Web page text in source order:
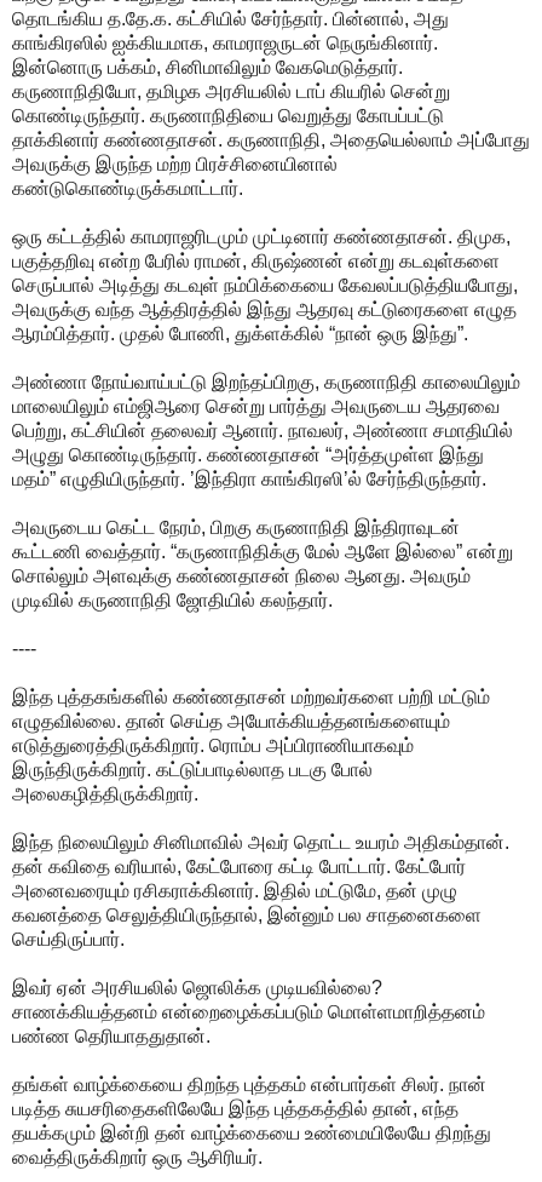
தொடங்கிய த.தே.க. கட்சியில் சேர்ந்தார். பின்னால், அது
காங்கிரஸில் ஐக்கியமாக, காமராஜருடன் நெருங்கினார்.
இன்னொரு பக்கம், சினிமாவிலும் வேகமெடுத்தார்.
கருணாநிதியோ, தமிழக அரசியலில் டாப் கியரில் சென்று
கொண்டிருந்தார். கருணாநிதியை வெறுத்து கோபப்பட்டு
தாக்கினார் கண்ணதாசன். கருணாநிதி, அதையெல்லாம் அப்போது
அவருக்கு இருந்த மற்ற பிரச்சினையினால்
கண்டுகொண்டிருக்கமாட்டார்.
ஒரு கட்டத்தில் காமராஜரிடமும் முட்டினார் கண்ணதாசன். திமுக,
பகுத்தறிவு என்ற பேரில் ராமன், கிருஷ்ணன் என்று கடவுள்களை
செருப்பால் அடித்து கடவுள் நம்பிக்கையை கேவலப்படுத்தியபோது,
அவருக்கு வந்த ஆத்திரத்தில் இந்து ஆதரவு கட்டுரைகளை எழுத
ஆரம்பித்தார். முதல் போணி, துக்ளக்கில் “நான் ஒரு இந்து”.
அண்ணா நோய்வாய்பட்டு இறந்தப்பிறகு, கருணாநிதி காலையிலும்
மாலையிலும் எம்ஜிஆரை சென்று பார்த்து அவருடைய ஆதரவை
பெற்று, கட்சியின் தலைவர் ஆனார். நாவலர், அண்ணா சமாதியில்
அழுது கொண்டிருந்தார். கண்ணதாசன் “அர்த்தமுள்ள இந்து
மதம்” எழுதியிருந்தார். ’இந்திரா காங்கிரஸி’ல் சேர்ந்திருந்தார்.
அவருடைய கெட்ட நேரம், பிறகு கருணாநிதி இந்திராவுடன்
கூட்டணி வைத்தார். “கருணாநிதிக்கு மேல் ஆளே இல்லை” என்று
சொல்லும் அளவுக்கு கண்ணதாசன் நிலை ஆனது. அவரும்
முடிவில் கருணாநிதி ஜோதியில் கலந்தார்.
----
இந்த புத்தகங்களில் கண்ணதாசன் மற்றவர்களை பற்றி மட்டும்
எழுதவில்லை. தான் செய்த அயோக்கியத்தனங்களையும்
எடுத்துரைத்திருக்கிறார். ரொம்ப அப்பிராணியாகவும்
இருந்திருக்கிறார். கட்டுப்பாடில்லாத படகு போல்
அலைகழித்திருக்கிறார்.
இந்த நிலையிலும் சினிமாவில் அவர் தொட்ட உயரம் அதிகம்தான்.
தன் கவிதை வரியால், கேட்போரை கட்டி போட்டார். கேட்போர்
அனைவரையும் ரசிகராக்கினார். இதில் மட்டுமே, தன் முழு
கவனத்தை செலுத்தியிருந்தால், இன்னும் பல சாதனைகளை
செய்திருப்பார்.
இவர் ஏன் அரசியலில் ஜொலிக்க முடியவில்லை?
சாணக்கியத்தனம் என்றைழைக்கப்படும் மொள்ளமாறித்தனம்
பண்ண தெரியாததுதான்.
தங்கள் வாழ்க்கையை திறந்த புத்தகம் என்பார்கள் சிலர். நான்
படித்த சுயசரிதைகளிலேயே இந்த புத்தகத்தில் தான், எந்த
தயக்கமும் இன்றி தன் வாழ்க்கையை உண்மையிலேயே திறந்து
வைத்திருக்கிறார் ஒரு ஆசிரியர்.